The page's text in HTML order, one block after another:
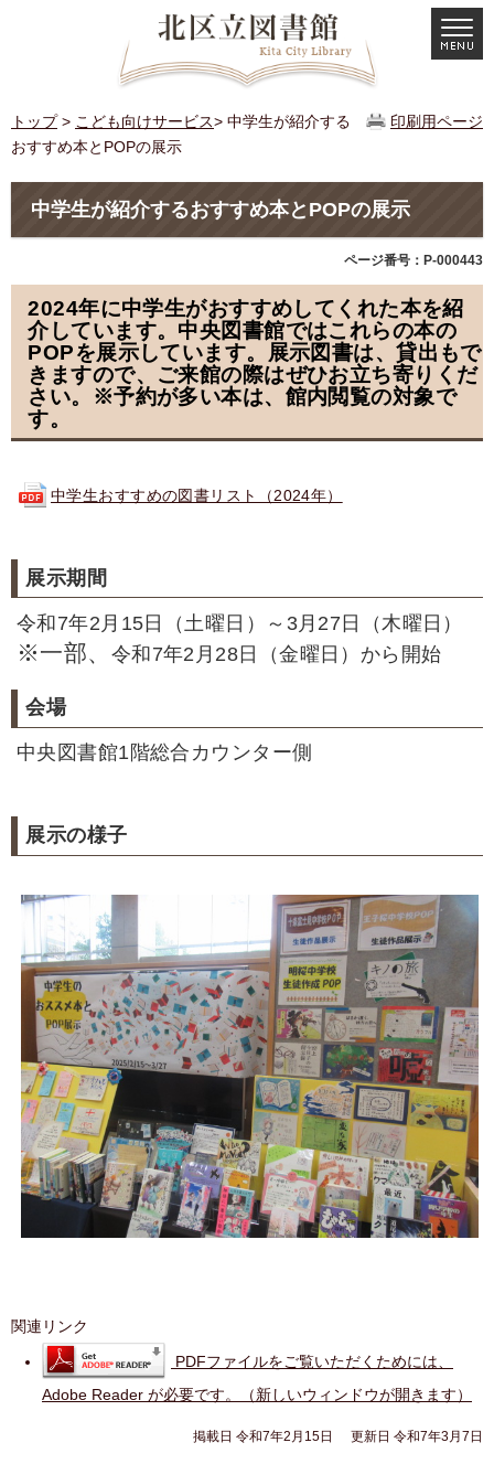
印刷用ページ
トップ> こども向けサービス> 中学生が紹介する
おすすめ本とPOPの展示
中学生が紹介するおすすめ本とPOPの展示
ページ番号：P-000443
2024年に中学生がおすすめしてくれた本を紹
介しています。中央図書館ではこれらの本の
POPを展示しています。展示図書は、貸出もで
きますので、ご来館の際はぜひお立ち寄りくだ
さい。※予約が多い本は、館内閲覧の対象で
す。
中学生おすすめの図書リスト（2024年）
展示期間
令和7年2月15日（土曜日）～3月27日（木曜日）
※一部、 令和7年2月28日（金曜日）から開始
会場
中央図書館1階総合カウンター側
展示の様子
関連リンク
PDFファイルをご覧いただくためには、
Adobe Reader が必要です。（新しいウィンドウが開きます）
掲載日 令和7年2月15日 更新日 令和7年3月7日